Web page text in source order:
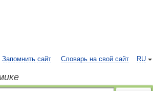
RU
Запомнить сайт Словарь на свой сайт